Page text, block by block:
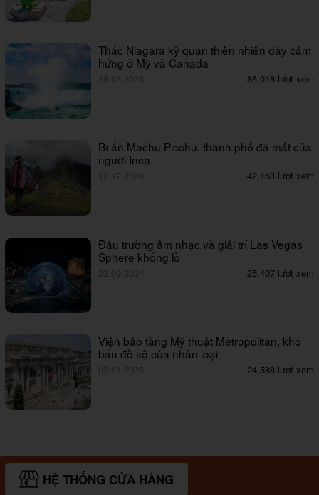
Thác Niagara kỳ quan thiên nhiên đầy cảm
hứng ở Mỹ và Canada
16.05.2025 86,016 lượt xem
Bí ẩn Machu Picchu, thành phố đã mất của
người Inca
12.12.2024 42,163 lượt xem
Đấu trường âm nhạc và giải trí Las Vegas
Sphere khổng lồ
22.09.2024 25,407 lượt xem
Viện bảo tàng Mỹ thuật Metropolitan, kho
báu đồ sộ của nhân loại
02.01.2025 24,588 lượt xem
HỆ THỐNG CỬA HÀNG